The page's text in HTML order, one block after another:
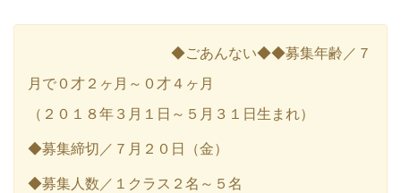
◆ごあんない◆◆募集年齢／７
月で０才２ヶ月～０才４ヶ月
（２０１８年３月１日～５月３１日生まれ）
◆募集締切／７月２０日（金）
◆募集人数／１クラス２名～５名